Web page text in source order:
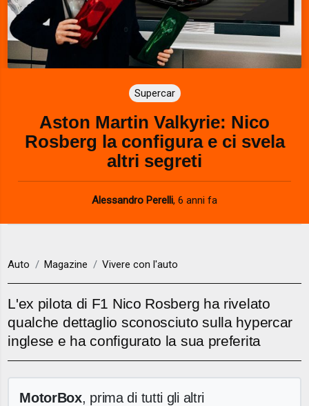
Supercar
Aston Martin Valkyrie: Nico
Rosberg la configura e ci svela
altri segreti
Alessandro Perelli, 6 anni fa
Auto Magazine Vivere con l'auto
L'ex pilota di F1 Nico Rosberg ha rivelato
qualche dettaglio sconosciuto sulla hypercar
inglese e ha configurato la sua preferita
MotorBox, prima di tutti gli altri